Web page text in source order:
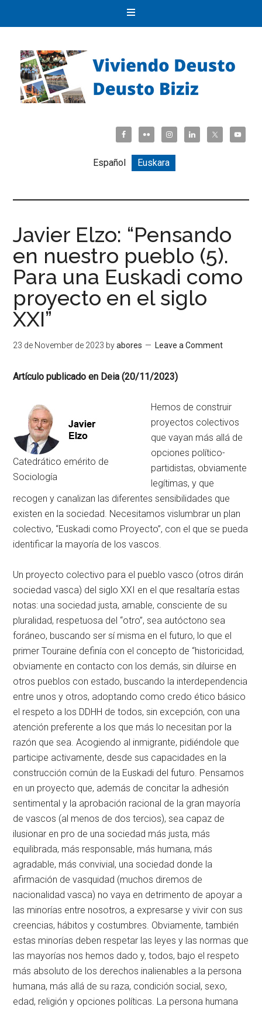
Español Euskara
Javier Elzo: “Pensando
en nuestro pueblo (5).
Para una Euskadi como
proyecto en el siglo
XXI”
23 de November de 2023 byabores Leave a Comment
Artículo publicado en Deia (20/11/2023)
Catedrático emérito de
Sociología
Hemos de construir
proyectos colectivos
que vayan más allá de
opciones político-
partidistas, obviamente
legítimas, y que
recogen y canalizan las diferentes sensibilidades que
existen en la sociedad. Necesitamos vislumbrar un plan
colectivo, “Euskadi como Proyecto”, con el que se pueda
identificar la mayoría de los vascos.
Un proyecto colectivo para el pueblo vasco (otros dirán
sociedad vasca) del siglo XXI en el que resaltaría estas
notas: una sociedad justa, amable, consciente de su
pluralidad, respetuosa del “otro”, sea autóctono sea
foráneo, buscando ser sí misma en el futuro, lo que el
primer Touraine definía con el concepto de “historicidad,
obviamente en contacto con los demás, sin diluirse en
otros pueblos con estado, buscando la interdependencia
entre unos y otros, adoptando como credo ético básico
el respeto a los DDHH de todos, sin excepción, con una
atención preferente a los que más lo necesitan por la
razón que sea. Acogiendo al inmigrante, pidiéndole que
participe activamente, desde sus capacidades en la
construcción común de la Euskadi del futuro. Pensamos
en un proyecto que, además de concitar la adhesión
sentimental y la aprobación racional de la gran mayoría
de vascos (al menos de dos tercios), sea capaz de
ilusionar en pro de una sociedad más justa, más
equilibrada, más responsable, más humana, más
agradable, más convivial, una sociedad donde la
afirmación de vasquidad (muchos diremos de
nacionalidad vasca) no vaya en detrimento de apoyar a
las minorías entre nosotros, a expresarse y vivir con sus
creencias, hábitos y costumbres. Obviamente, también
estas minorías deben respetar las leyes y las normas que
las mayorías nos hemos dado y, todos, bajo el respeto
más absoluto de los derechos inalienables a la persona
humana, más allá de su raza, condición social, sexo,
edad, religión y opciones políticas. La persona humana